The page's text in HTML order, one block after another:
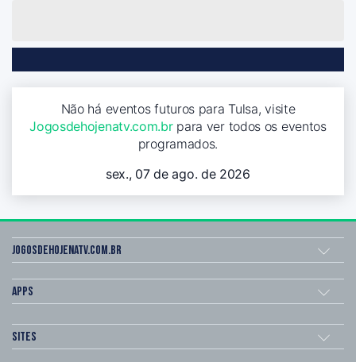
Não há eventos futuros para Tulsa, visite
Jogosdehojenatv.com.brpara ver todos os eventos
programados.
sex., 07 de ago. de 2026
Jogosdehojenatv.com.br
Apps
Sites